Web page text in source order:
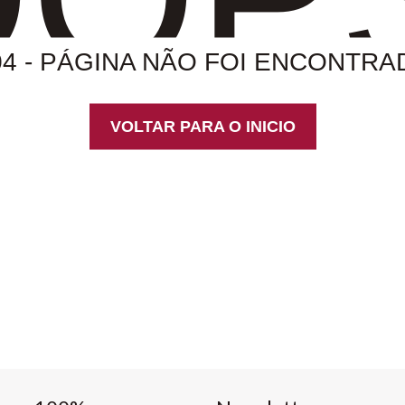
- PÁGINA NÃO FOI
VOLTAR PARA O INICIO